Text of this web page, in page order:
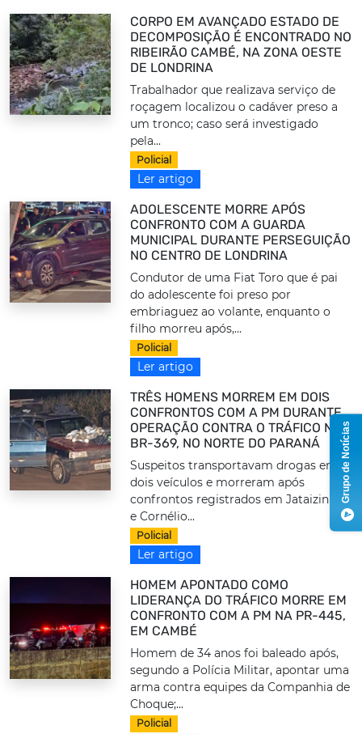
CORPO EM AVANÇADO ESTADO DE
DECOMPOSIÇÃO É ENCONTRADO NO
RIBEIRÃO CAMBÉ, NA ZONA OESTE
DE LONDRINA
Trabalhador que realizava serviço de
roçagem localizou o cadáver preso a
um tronco; caso será investigado
pela...
Policial
Ler artigo
ADOLESCENTE MORRE APÓS
CONFRONTO COM A GUARDA
MUNICIPAL DURANTE PERSEGUIÇÃO
NO CENTRO DE LONDRINA
Condutor de uma Fiat Toro que é pai
do adolescente foi preso por
embriaguez ao volante, enquanto o
filho morreu após,...
Policial
Ler artigo
TRÊS HOMENS MORREM EM DOIS
CONFRONTOS COM A PM DURANTE
OPERAÇÃO CONTRA O TRÁFICO NA
BR-369, NO NORTE DO PARANÁ
Suspeitos transportavam drogas em
dois veículos e morreram após
confrontos registrados em Jataizinho
e Cornélio...
Policial
Ler artigo
HOMEM APONTADO COMO
LIDERANÇA DO TRÁFICO MORRE EM
CONFRONTO COM A PM NA PR-445,
EM CAMBÉ
Homem de 34 anos foi baleado após,
segundo a Polícia Militar, apontar uma
arma contra equipes da Companhia de
Choque;...
Policial
Grupo de Notícias